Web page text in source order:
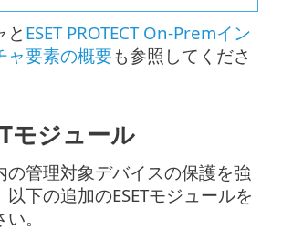
とESET PROTECT On-Premイン
ャ要素の概要も参照してくださ
モジュール
の管理対象デバイスの保護を強
下の追加のESETモジュールを
。